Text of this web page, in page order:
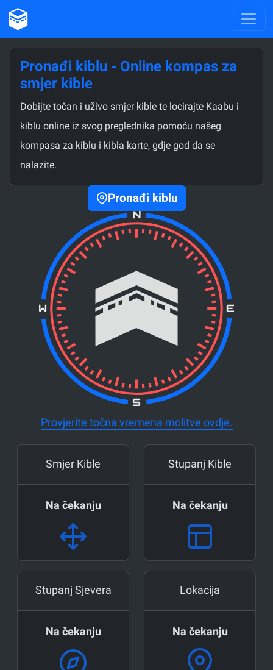
Pronađi kiblu - Online kompas za
smjer kible
Dobijte točan i uživo smjer kible te locirajte Kaabu i
kiblu online iz svog preglednika pomoću našeg
kompasa za kiblu i kibla karte, gdje god da se
nalazite.
Pronađi kiblu
Provjerite točna vremena molitve ovdje.
Smjer Kible
Na čekanju
Stupanj Kible
Na čekanju
Stupanj Sjevera
Na čekanju
Lokacija
Na čekanju